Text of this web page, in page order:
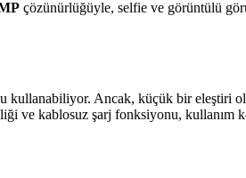
çözünürlüğüyle, selfie ve görüntülü
kullanabiliyor. Ancak, küçük bir eleştiri
ve kablosuz şarj fonksiyonu,